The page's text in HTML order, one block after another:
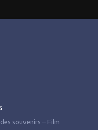
souvenirs – Film